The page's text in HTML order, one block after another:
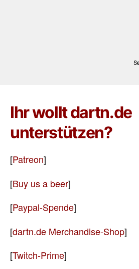
Ihr wollt dartn.de
unterstützen?
[Patreon]
[Buy us a beer]
[Paypal-Spende]
[dartn.de Merchandise-Shop]
[Twitch-Prime]